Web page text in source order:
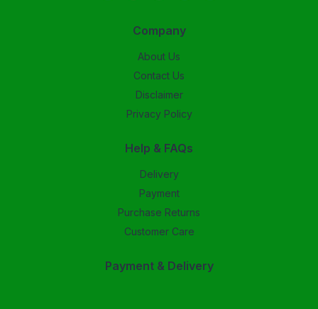
Company
About Us
Contact Us
Disclaimer
Privacy Policy
Help & FAQs
Delivery
Payment
Purchase Returns
Customer Care
Payment & Delivery